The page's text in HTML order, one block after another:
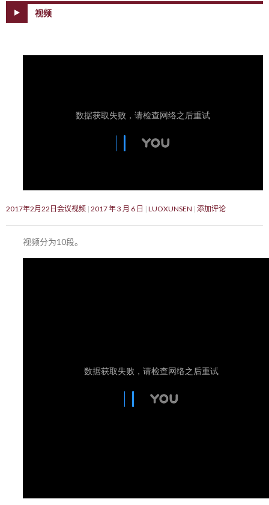
视频
2017年2月22日会议视频 2017 年 3 月 6 日 LUOXUNSEN 添加评论
视频分为10段。